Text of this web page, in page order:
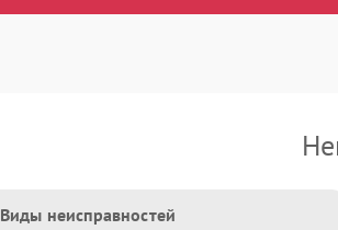
Виды неисправностей